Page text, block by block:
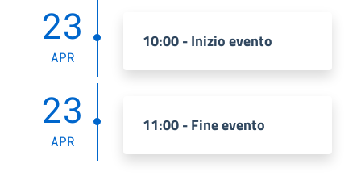
23
APR
10:00 - Inizio evento
23
APR
11:00 - Fine evento